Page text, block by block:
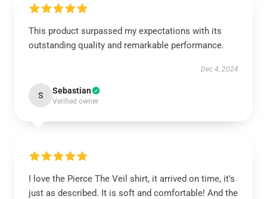
This product surpassed my expectations with its
outstanding quality and remarkable performance.
Dec 4, 2024
S Sebastian
Verified owner
I love the Pierce The Veil shirt, it arrived on time, it’s
just as described. It is soft and comfortable! And the